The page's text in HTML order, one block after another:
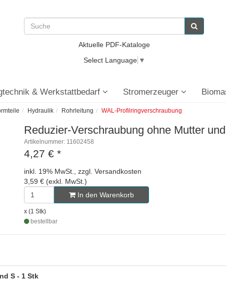
Aktuelle PDF-Kataloge
Select Language ▼
& Werkstattbedarf Stromerzeuger
Hydraulik Rohrleitung WAL-Profilringverschraubung
Reduzier-Verschraubung ohne Mutter
Artikelnummer: 11602458
4,27 € *
inkl. 19% MwSt., zzgl. Versandkosten
3,59 € (exkl. MwSt.)
In den Warenkorb
x (1 Stk)
bestellbar
S - 1 Stk